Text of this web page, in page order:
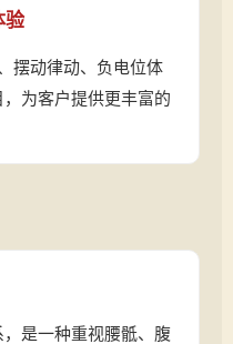
验
摆动律动、负电位体
为客户提供更丰富的
是一种重视腰骶、腹